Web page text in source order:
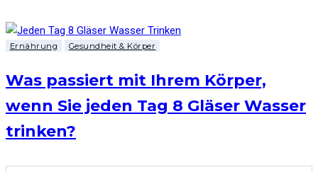
Ernährung Gesundheit & Körper
Was passiert mit Ihrem Körper,
wenn Sie jeden Tag 8 Gläser Wasser
trinken?